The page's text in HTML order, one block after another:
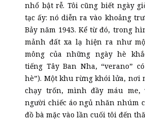
nhổ bật rễ. Tôi cũng biết ngày
tạc ấy: nó diễn ra vào khoảng
Bảy năm 1943. Kể từ đó, trong
mảnh đất xa lạ hiện ra như
mông của những ngày hè
tiếng Tây Ban Nha, “verano”
hè”). Một khu rừng khói lửa, nơi
chạy trốn, mình đầy máu me,
người chiếc áo ngủ nhăn nhúm
đồ bà mặc vào lần cuối tôi đến